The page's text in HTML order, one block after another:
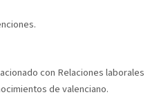
con Relaciones laborales
de valenciano.